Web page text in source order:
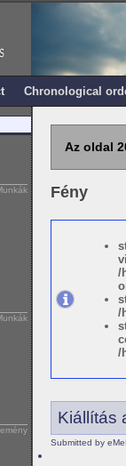
Chronological
Az oldal
Fény
/
/
/
Kiállítás
Submitted by